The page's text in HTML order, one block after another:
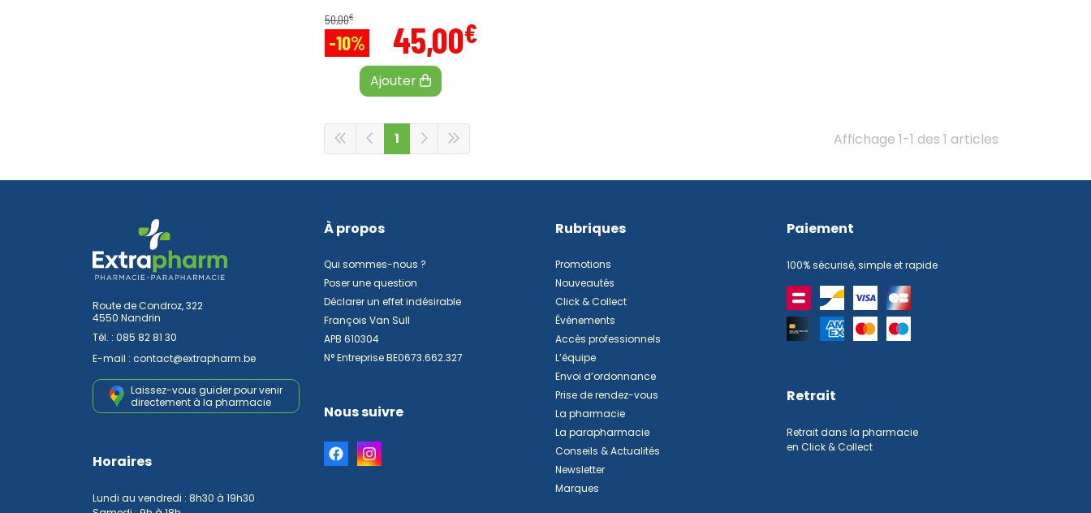
50,00€
-10% 45,00€
Ajouter
Affichage 1-1 des 1 articles
1
Route de Condroz, 322
4550 Nandrin
Tél. : 085 82 81 30
E-mail : contact@extrapharm.be
Laissez-vous guider pour venir
directement à la pharmacie
Horaires
Lundi au vendredi : 8h30 à 19h30
À propos
Qui sommes-nous ?
Poser une question
Déclarer un effet indésirable
François Van Sull
APB 610304
N° Entreprise BE0673.662.327
Nous suivre
Rubriques
Promotions
Nouveautés
Click & Collect
Événements
Accès professionnels
L’équipe
Envoi d’ordonnance
Prise de rendez-vous
La pharmacie
La parapharmacie
Conseils & Actualités
Newsletter
Marques
Paiement
100% sécurisé, simple et rapide
Retrait
Retrait dans la pharmacie
en Click & Collect